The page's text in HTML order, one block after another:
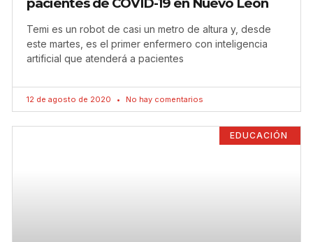
Temi es un robot de casi un metro de altura y, desde
este martes, es el primer enfermero con inteligencia
artificial que atenderá a pacientes
12 de agosto de 2020 No hay comentarios
EDUCACIÓN